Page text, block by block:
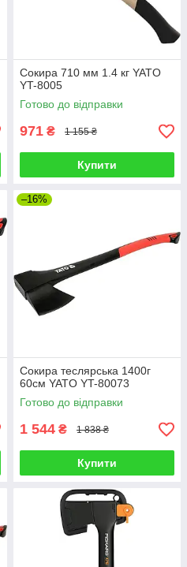
Сокира 710 мм 1.4 кг YATO
YT-8005
Готово до відправки
971 ₴ 1 155 ₴
Купити
–16%
Сокира теслярська 1400г
60см YATO YT-80073
Готово до відправки
1 544 ₴ 1 838 ₴
Купити